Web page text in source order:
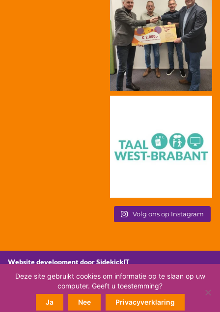
Volg ons op Instagram
Website development door SidekickIT
Deze site gebruikt cookies om informatie op te slaan op uw
computer. Geeft u toestemming?
Ja
Nee Privacyverklaring